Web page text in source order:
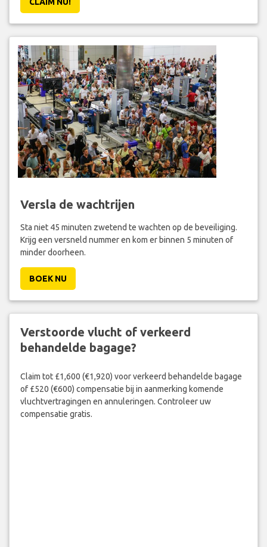
Versla de wachtrijen
Sta niet 45 minuten zwetend te wachten op de beveiliging.
Krijg een versneld nummer en kom er binnen 5 minuten of
minder doorheen.
BOEK NU
Verstoorde vlucht of verkeerd
behandelde bagage?
Claim tot £1,600 (€1,920) voor verkeerd behandelde bagage
of £520 (€600) compensatie bij in aanmerking komende
vluchtvertragingen en annuleringen. Controleer uw
compensatie gratis.